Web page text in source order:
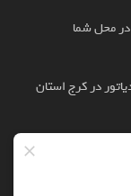
در محل شما
در کرج استان